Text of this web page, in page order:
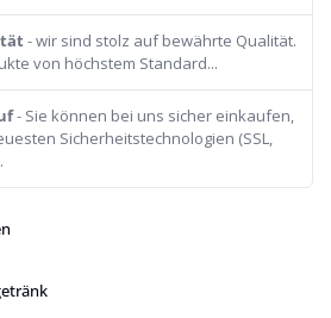
- wir sind stolz auf bewährte Qualität.
von höchstem Standard...
- Sie können bei uns sicher einkaufen,
Sicherheitstechnologien (SSL,